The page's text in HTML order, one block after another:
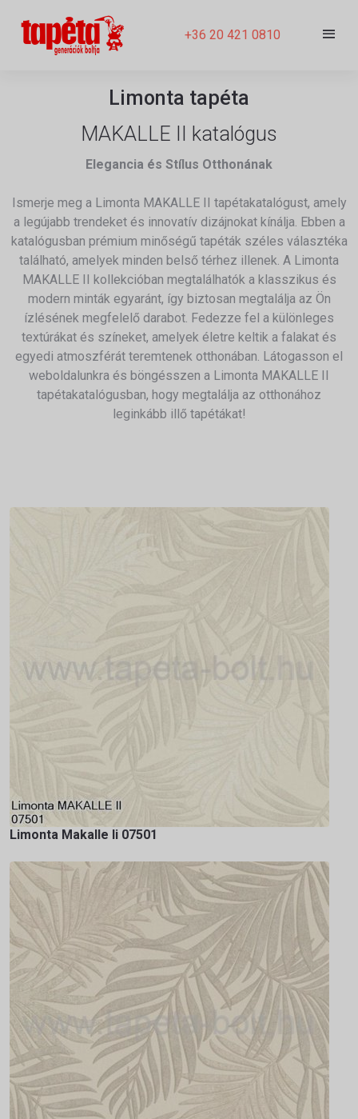
+36 20 421 0810
Limonta tapéta
MAKALLE II katalógus
Elegancia és Stílus Otthonának
Ismerje meg a Limonta MAKALLE II tapétakatalógust, amely
a legújabb trendeket és innovatív dizájnokat kínálja. Ebben a
katalógusban prémium minőségű tapéták széles választéka
található, amelyek minden belső térhez illenek. A Limonta
MAKALLE II kollekcióban megtalálhatók a klasszikus és
modern minták egyaránt, így biztosan megtalálja az Ön
ízlésének megfelelő darabot. Fedezze fel a különleges
textúrákat és színeket, amelyek életre keltik a falakat és
egyedi atmoszférát teremtenek otthonában. Látogasson el
weboldalunkra és böngésszen a Limonta MAKALLE II
tapétakatalógusban, hogy megtalálja az otthonához
leginkább illő tapétákat!
Limonta Makalle Ii 07501